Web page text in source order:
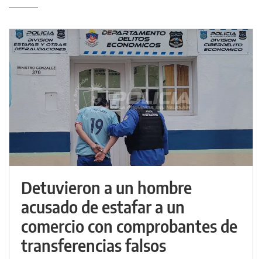
Detuvieron a un hombre
acusado de estafar a un
comercio con comprobantes de
transferencias falsos